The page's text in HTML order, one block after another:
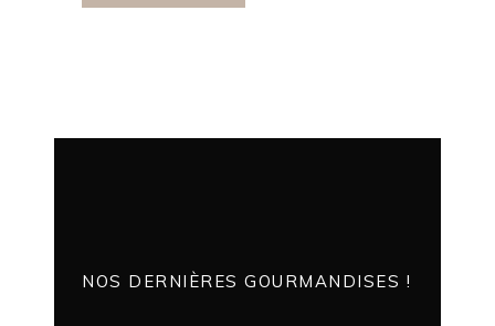
NOS DERNIÈRES GOURMANDISES !